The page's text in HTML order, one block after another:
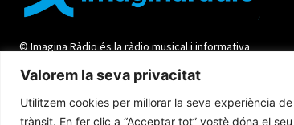
Valorem la seva privacitat
Utilitzem cookies per millorar la seva experiència
trànsit. En fer clic a “Acceptar tot” vostè dóna el
© Imagina Ràdio és la ràdio musical i informativa
privada mantenim l'essència de servei públic per